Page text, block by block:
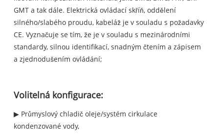
GMT a tak dále. Elektrická ovládací skříň, oddělení
silného/slabého proudu, kabeláž je v souladu s požadavky
CE. Vyznačuje se tím, že je v souladu s mezinárodními
standardy, silnou identifikací, snadným čtením a zápisem
a zjednodušením ovládání;
Volitelná konfigurace:
▶ Průmyslový chladič oleje/systém cirkulace
kondenzované vody,